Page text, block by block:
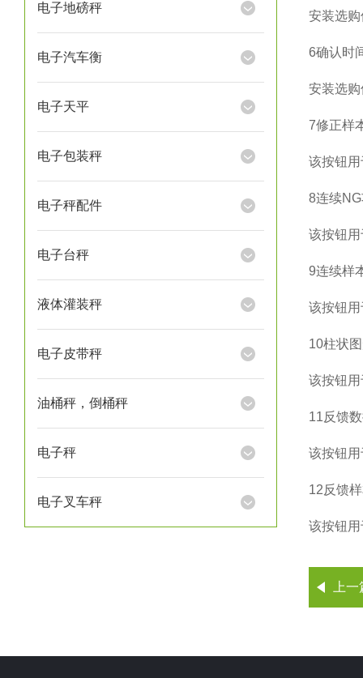
电子地磅秤
电子汽车衡
电子天平
电子包装秤
电子秤配件
电子台秤
液体灌装秤
电子皮带秤
油桶秤，倒桶秤
电子秤
电子叉车秤
安装选
6确认时
安装选
7修正样
该按钮
8连续NG
该按钮
9连续样
该按钮
10柱状
该按钮用
11反馈
该按钮
12反馈
该按钮
上